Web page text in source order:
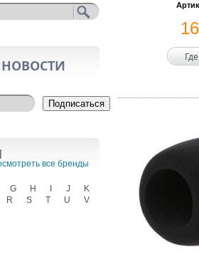
Подписаться
все бренды
G H J
K
R S T U
V